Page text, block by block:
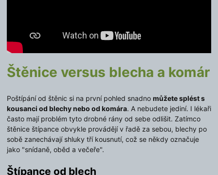
Štěnice versus blecha a komár
Poštípání od štěnic si na první pohled snadno můžete splést s
kousanci od blechy nebo od komára. A nebudete jediní. I lékaři
často mají problém tyto drobné rány od sebe odlišit. Zatímco
štěnice štípance obvykle provádějí v řadě za sebou, blechy po
sobě zanechávají shluky tří kousnutí, což se někdy označuje
jako "snídaně, oběd a večeře".
Štípance od blech